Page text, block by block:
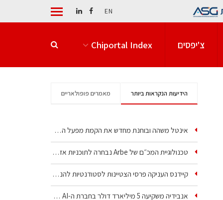
EN
צ'יפסים Chiportal Index
הידיעות הנקראות ביותר מאמרים פופולאריים
אינטל משהה ובוחנת מחדש את הקמת מפעל הענק שלה בקריית גת
טכנולוגיית המכ״ם של Arbe נבחרה לתוכניות אזרחיות וביטחוניות
קיידנס העניקה פרסי הצטיינות לסטודנטיות להנדסת חשמל ופיזיקה
אנבידיה משקיעה 5 מיליארד דולר בחברת ה-AI של איליה סוצקבר